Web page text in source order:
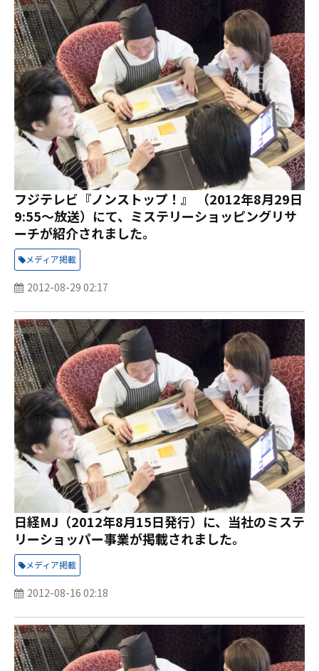
フジテレビ『ノンストップ！』 （2012年8月29日
9:55～放送）にて、ミステリーショッピングリサ
ーチが紹介されました。
メディア掲載
2012-08-29 02:17
日経MJ（2012年8月15日発行）に、当社のミステ
リーショッパー事業が掲載されました。
メディア掲載
2012-08-16 02:18